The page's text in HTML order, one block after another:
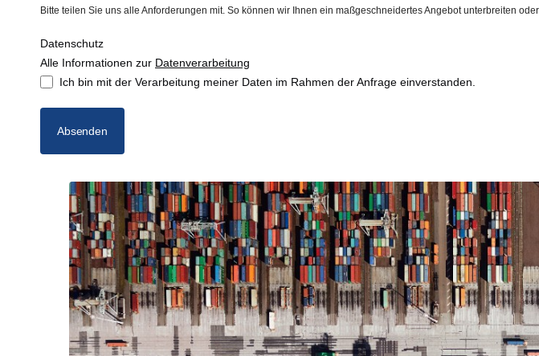
Bitte teilen Sie uns alle Anforderungen mit. So können wir Ihnen ein maßgeschneidertes Angebot unterbreiten
Datenschutz
Alle Informationen zur Datenverarbeitung
Ich bin mit der Verarbeitung meiner Daten im Rahmen der Anfrage einverstanden.
Absenden